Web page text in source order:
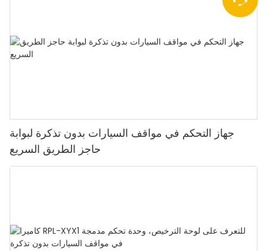
جهاز التحكم في مواقف السيارات بدون تذكرة لبوابة
حاجز الطريق السريع